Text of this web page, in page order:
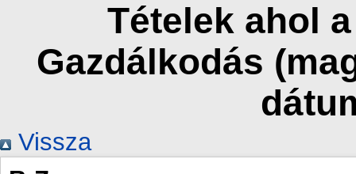
Tételek ahol
Gazdálkodás
Vissza